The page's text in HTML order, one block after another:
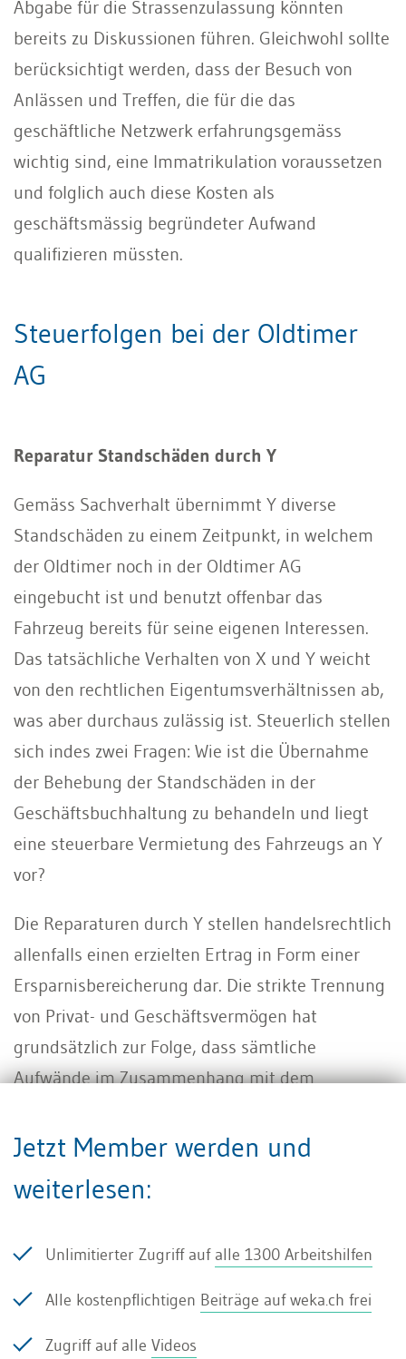
Abgabe für die Strassenzulassung könnten
bereits zu Diskussionen führen. Gleichwohl sollte
berücksichtigt werden, dass der Besuch von
Anlässen und Treffen, die für die das
geschäftliche Netzwerk erfahrungsgemäss
wichtig sind, eine Immatrikulation voraussetzen
und folglich auch diese Kosten als
geschäftsmässig begründeter Aufwand
qualifizieren müssten.
Steuerfolgen bei der Oldtimer
AG
Reparatur Standschäden durch Y
Gemäss Sachverhalt übernimmt Y diverse
Standschäden zu einem Zeitpunkt, in welchem
der Oldtimer noch in der Oldtimer AG
eingebucht ist und benutzt offenbar das
Fahrzeug bereits für seine eigenen Interessen.
Das tatsächliche Verhalten von X und Y weicht
von den rechtlichen Eigentumsverhältnissen ab,
was aber durchaus zulässig ist. Steuerlich stellen
sich indes zwei Fragen: Wie ist die Übernahme
der Behebung der Standschäden in der
Geschäftsbuchhaltung zu behandeln und liegt
eine steuerbare Vermietung des Fahrzeugs an Y
vor?
Die Reparaturen durch Y stellen handelsrechtlich
allenfalls einen erzielten Ertrag in Form einer
Ersparnisbereicherung dar. Die strikte Trennung
von Privat- und Geschäftsvermögen hat
grundsätzlich zur Folge, dass sämtliche
Aufwände im Zusammenhang mit dem
befindet, über die Geschäftsbuchhaltung
qualifizieren deshalb – streng genommen – auch
Ertrag. Da der Austin Healey in der Oldtimer AG
einen speziellen Status hat (wird nur als
Jetzt Member werden und
weiterlesen:
Unlimitierter Zugriff auf alle 1300 Arbeitshilfen
Alle kostenpflichtigen Beiträge auf weka.ch frei
Zugriff auf alle Videos